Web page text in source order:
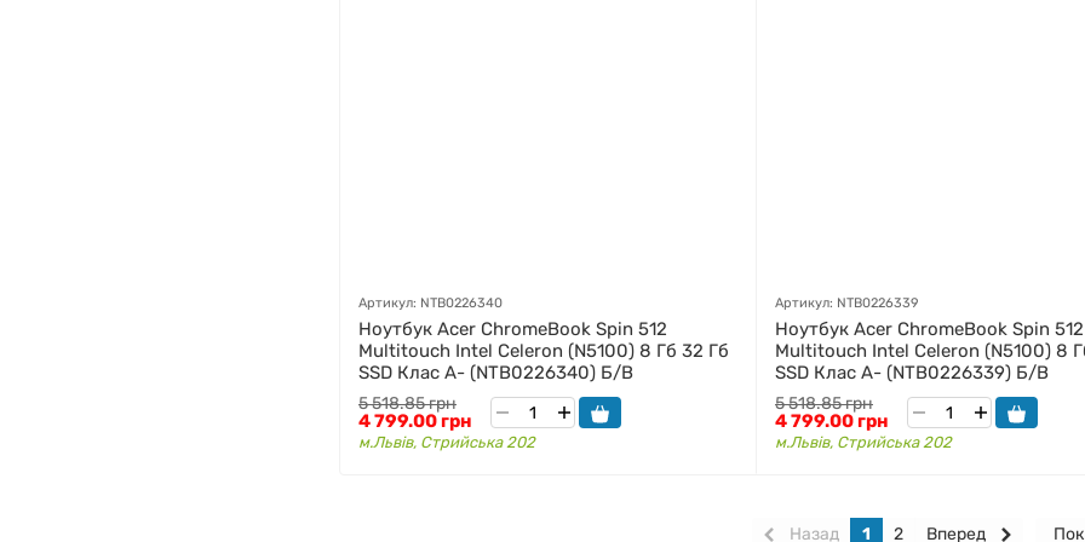
Артикул: NTB0226340
Ноутбук Acer ChromeBook Spin 512
Multitouch Intel Celeron (N5100) 8 Гб 32 Гб
SSD Клас A- (NTB0226340) Б/В
5 518.85 грн
4 799.00 грн
м.Львів, Стрийська 202
Артикул: NTB0226339
Ноутбук Acer ChromeBook Spin 512
Multitouch Intel Celeron (N5100) 8
SSD Клас A- (NTB0226339) Б/В
5 518.85 грн
4 799.00 грн
м.Львів, Стрийська 202
Назад 1 2 Вперед
Привіт! 👋 Я Gazik AI — допоможу